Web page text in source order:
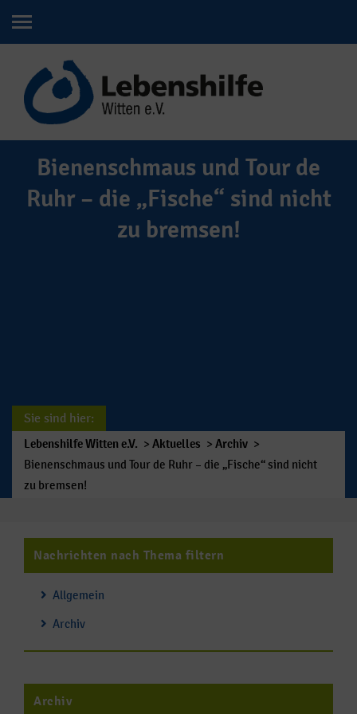
Bienenschmaus und Tour de
Ruhr – die „Fische“ sind nicht
zu bremsen!
Sie sind hier:
Lebenshilfe Witten e.V. > Aktuelles > Archiv >
Bienenschmaus und Tour de Ruhr – die „Fische“ sind nicht
zu bremsen!
Nachrichten nach Thema filtern
Allgemein
Archiv
Archiv